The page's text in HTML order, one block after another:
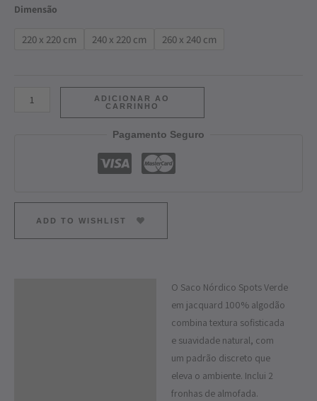
Dimensão
220 x 220 cm 240 x 220 cm 260 x 240 cm
ADICIONAR AO
CARRINHO
Pagamento Seguro
ADD TO WISHLIST
O Saco Nórdico Spots Verde
em jacquard 100% algodão
combina textura sofisticada
e suavidade natural, com
um padrão discreto que
eleva o ambiente. Inclui 2
fronhas de almofada.